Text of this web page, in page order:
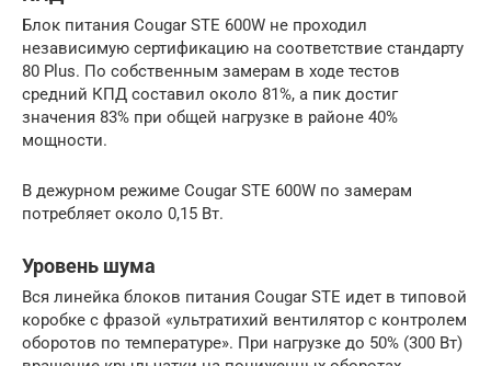
Блок питания Cougar STE 600W не проходил
независимую сертификацию на соответствие стандарту
80 Plus. По собственным замерам в ходе тестов
средний КПД составил около 81%, а пик достиг
значения 83% при общей нагрузке в районе 40%
мощности.
В дежурном режиме Cougar STЕ 600W по замерам
потребляет около 0,15 Вт.
Уровень шума
Вся линейка блоков питания Cougar STE идет в типовой
коробке с фразой «ультратихий вентилятор с контролем
оборотов по температуре». При нагрузке до 50% (300 Вт)